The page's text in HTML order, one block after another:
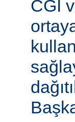
CGI